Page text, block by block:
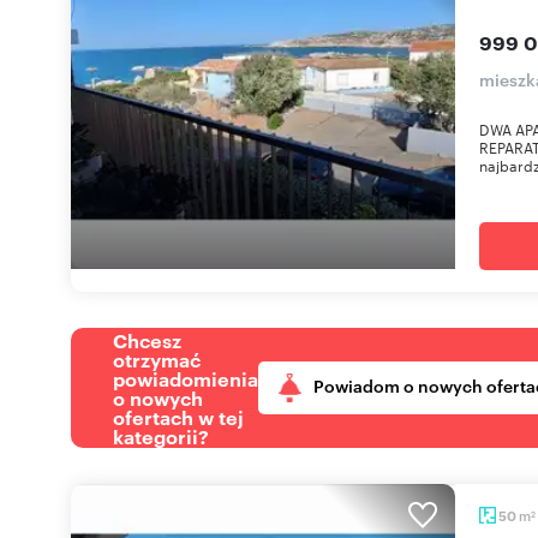
999
DWA
Chcesz
otrzymać
powiadomienia
o nowych
ofertach w tej
kategorii?
Powiadom o nowych
50 m2